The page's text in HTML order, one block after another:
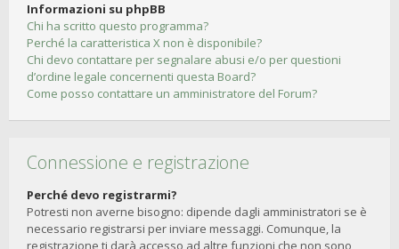
Informazioni su phpBB
Chi ha scritto questo programma?
Perché la caratteristica X non è disponibile?
Chi devo contattare per segnalare abusi e/o per questioni
d’ordine legale concernenti questa Board?
Come posso contattare un amministratore del Forum?
Connessione e registrazione
Perché devo registrarmi?
Potresti non averne bisogno: dipende dagli amministratori se è
necessario registrarsi per inviare messaggi. Comunque, la
registrazione ti darà accesso ad altre funzioni che non sono